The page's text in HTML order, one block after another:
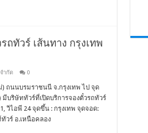
ทัวร์ เส้นทาง กรุงเทพ
ำกัด 0
) ถนนบรมราชนนี จ.กรุงเทพ ไป จุด
บริษัททัวร์ที่เปิดบริการจองตั๋วรถทัวร์
วิไอพี 24 จุดขึ้น : กรุงเทพ จุดจอด:
วร์ อ.เหนือคลอง